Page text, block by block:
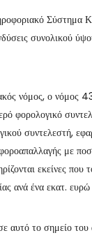
συνολικού
νόμος, ο νόμος
φορολογικό
συντελεστή,
με
εκείνες που
ανά ένα εκατ.
αυτό το σημείο